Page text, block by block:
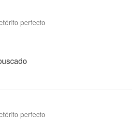
perfecto
perfecto